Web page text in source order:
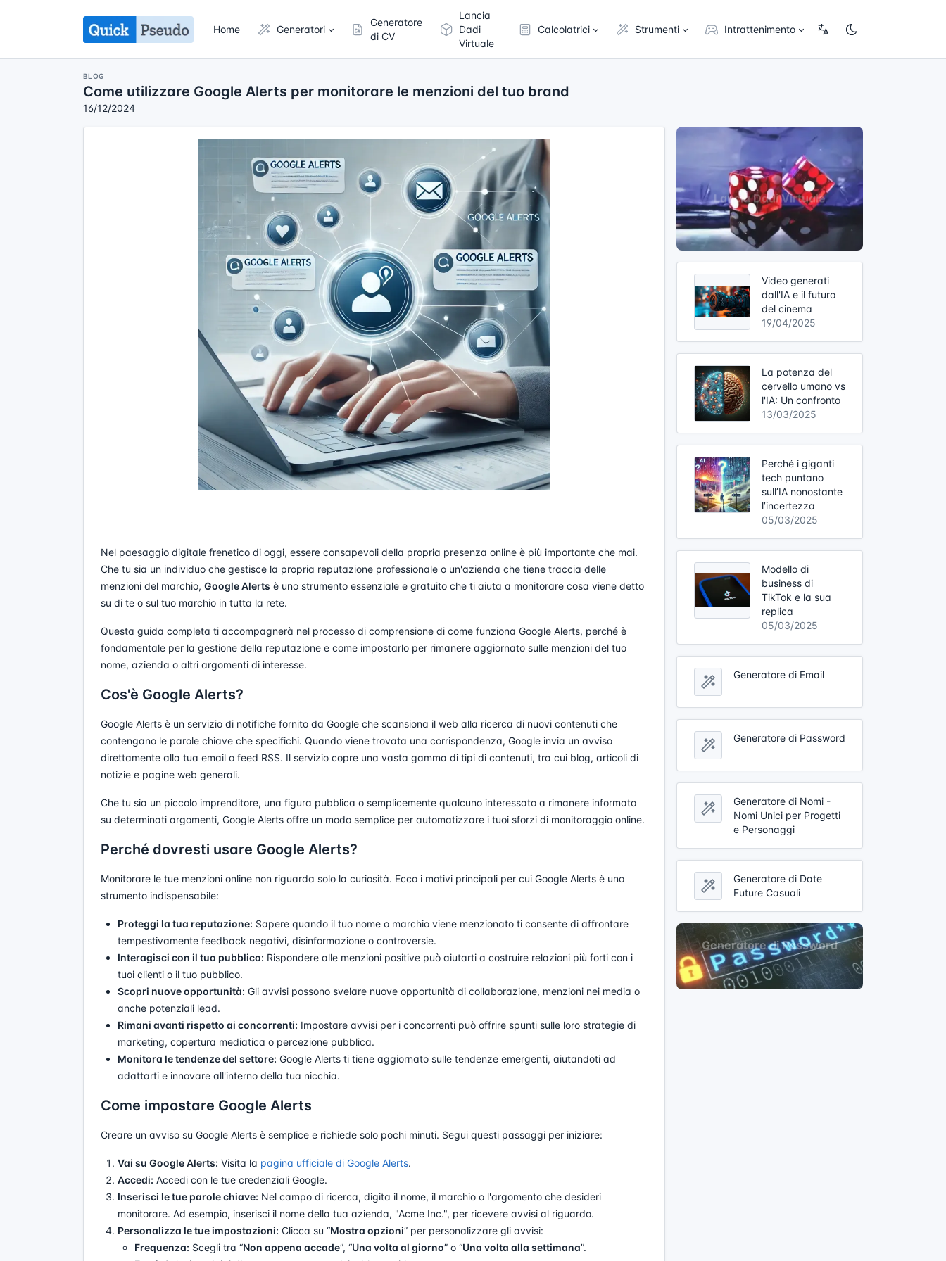
Home Generatori
Generatore
di CV
Lancia
Dadi
Virtuale
Calcolatrici Strumenti Intrattenimento
BLOG
Come utilizzare Google Alerts per monitorare le menzioni del tuo brand
16/12/2024
Nel paesaggio digitale frenetico di oggi, essere consapevoli della propria presenza online è più importante che mai.
Che tu sia un individuo che gestisce la propria reputazione professionale o un'azienda che tiene traccia delle
menzioni del marchio, Google Alerts è uno strumento essenziale e gratuito che ti aiuta a monitorare cosa viene detto
su di te o sul tuo marchio in tutta la rete.
Questa guida completa ti accompagnerà nel processo di comprensione di come funziona Google Alerts, perché è
fondamentale per la gestione della reputazione e come impostarlo per rimanere aggiornato sulle menzioni del tuo
nome, azienda o altri argomenti di interesse.
Cos'è Google Alerts?
Google Alerts è un servizio di notifiche fornito da Google che scansiona il web alla ricerca di nuovi contenuti che
contengano le parole chiave che specifichi. Quando viene trovata una corrispondenza, Google invia un avviso
direttamente alla tua email o feed RSS. Il servizio copre una vasta gamma di tipi di contenuti, tra cui blog, articoli di
notizie e pagine web generali.
Che tu sia un piccolo imprenditore, una figura pubblica o semplicemente qualcuno interessato a rimanere informato
su determinati argomenti, Google Alerts offre un modo semplice per automatizzare i tuoi sforzi di monitoraggio online.
Perché dovresti usare Google Alerts?
Monitorare le tue menzioni online non riguarda solo la curiosità. Ecco i motivi principali per cui Google Alerts è uno
strumento indispensabile:
Proteggi la tua reputazione: Sapere quando il tuo nome o marchio viene menzionato ti consente di affrontare
tempestivamente feedback negativi, disinformazione o controversie.
Interagisci con il tuo pubblico: Rispondere alle menzioni positive può aiutarti a costruire relazioni più forti con i
tuoi clienti o il tuo pubblico.
Scopri nuove opportunità: Gli avvisi possono svelare nuove opportunità di collaborazione, menzioni nei media o
anche potenziali lead.
Rimani avanti rispetto ai concorrenti: Impostare avvisi per i concorrenti può offrire spunti sulle loro strategie di
marketing, copertura mediatica o percezione pubblica.
Monitora le tendenze del settore: Google Alerts ti tiene aggiornato sulle tendenze emergenti, aiutandoti ad
adattarti e innovare all'interno della tua nicchia.
Come impostare Google Alerts
Creare un avviso su Google Alerts è semplice e richiede solo pochi minuti. Segui questi passaggi per iniziare:
Vai su Google Alerts: Visita la pagina ufficiale di Google Alerts.
Accedi: Accedi con le tue credenziali Google.
Inserisci le tue parole chiave: Nel campo di ricerca, digita il nome, il marchio o l'argomento che desideri
monitorare. Ad esempio, inserisci il nome della tua azienda, "Acme Inc.", per ricevere avvisi al riguardo.
Personalizza le tue impostazioni: Clicca su “Mostra opzioni” per personalizzare gli avvisi:
Frequenza: Scegli tra “Non appena accade”, “Una volta al giorno” o “Una volta alla settimana”.
Video generati
dall'IA e il futuro
del cinema
19/04/2025
La potenza del
cervello umano vs
l'IA: Un confronto
13/03/2025
Perché i giganti
tech puntano
sull’IA nonostante
l’incertezza
05/03/2025
Modello di
business di
TikTok e la sua
replica
05/03/2025
Generatore di Email
Generatore di Password
Generatore di Nomi -
Nomi Unici per Progetti
e Personaggi
Generatore di Date
Future Casuali